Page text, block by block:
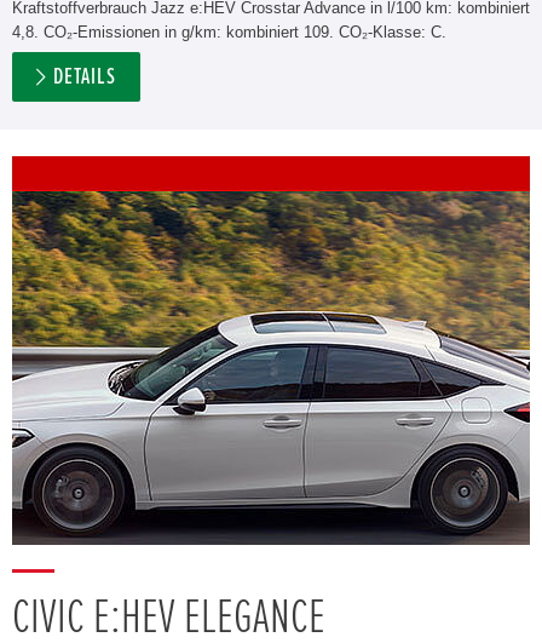
Kraftstoffverbrauch Jazz e:HEV Crosstar Advance in l/100 km: kombiniert
4,8. CO₂-Emissionen in g/km: kombiniert 109. CO₂-Klasse: C.
DETAILS
CIVIC E:HEV ELEGANCE